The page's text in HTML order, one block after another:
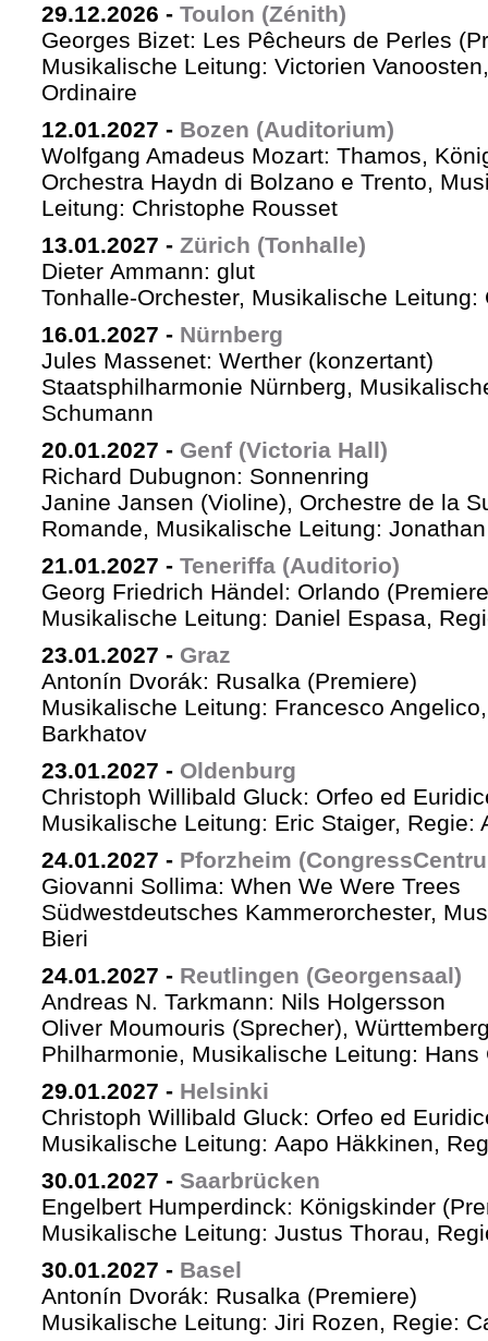
29.12.2026 - Toulon (Zénith)
Georges Bizet: Les Pêcheurs de Perles
Musikalische Leitung: Victorien
Ordinaire
12.01.2027 - Bozen (Auditorium)
Wolfgang Amadeus Mozart: Thamos,
Orchestra Haydn di Bolzano e Trento,
Leitung: Christophe Rousset
13.01.2027 - Zürich (Tonhalle)
Dieter Ammann: glut
Tonhalle-Orchester, Musikalische Leitung:
16.01.2027 - Nürnberg
Jules Massenet: Werther (konzertant)
Staatsphilharmonie Nürnberg,
Schumann
20.01.2027 - Genf (Victoria Hall)
Richard Dubugnon: Sonnenring
Janine Jansen (Violine), Orchestre de la
Romande, Musikalische Leitung:
21.01.2027 - Teneriffa (Auditorio)
Georg Friedrich Händel: Orlando
Musikalische Leitung: Daniel Espasa,
23.01.2027 - Graz
Antonín Dvorák: Rusalka (Premiere)
Musikalische Leitung: Francesco
Barkhatov
23.01.2027 - Oldenburg
Christoph Willibald Gluck: Orfeo ed
Musikalische Leitung: Eric Staiger, Regie:
24.01.2027 - Pforzheim
Giovanni Sollima: When We Were Trees
Südwestdeutsches Kammerorchester,
Bieri
24.01.2027 - Reutlingen (Georgensaal)
Andreas N. Tarkmann: Nils Holgersson
Oliver Moumouris (Sprecher),
Philharmonie, Musikalische Leitung: Hans
29.01.2027 - Helsinki
Christoph Willibald Gluck: Orfeo ed
Musikalische Leitung: Aapo Häkkinen,
30.01.2027 - Saarbrücken
Engelbert Humperdinck: Königskinder
Musikalische Leitung: Justus Thorau,
30.01.2027 - Basel
Antonín Dvorák: Rusalka (Premiere)
Musikalische Leitung: Jiri Rozen, Regie: